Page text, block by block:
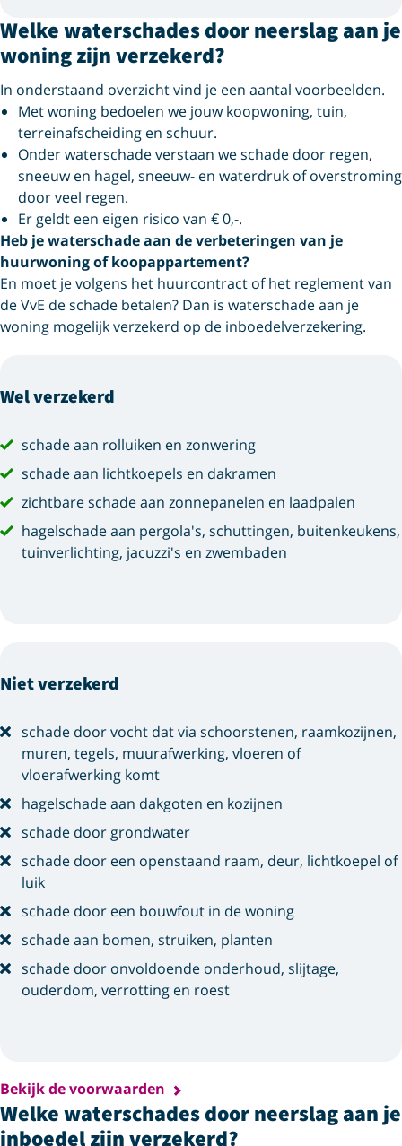
Welke waterschades door neerslag aan je
woning zijn verzekerd?
In onderstaand overzicht vind je een aantal voorbeelden.
Met woning bedoelen we jouw koopwoning, tuin,
terreinafscheiding en schuur.
Onder waterschade verstaan we schade door regen,
sneeuw en hagel, sneeuw- en waterdruk of overstroming
door veel regen.
Er geldt een eigen risico van € 0,-.
Heb je waterschade aan de verbeteringen van je
huurwoning of koopappartement?
En moet je volgens het huurcontract of het reglement van
de VvE de schade betalen? Dan is waterschade aan je
woning mogelijk verzekerd op de inboedelverzekering.
Wel verzekerd
schade aan rolluiken en zonwering
schade aan lichtkoepels en dakramen
zichtbare schade aan zonnepanelen en laadpalen
hagelschade aan pergola's, schuttingen, buitenkeukens,
tuinverlichting, jacuzzi's en zwembaden
Niet verzekerd
schade door vocht dat via schoorstenen, raamkozijnen,
muren, tegels, muurafwerking, vloeren of
vloerafwerking komt
hagelschade aan dakgoten en kozijnen
schade door grondwater
schade door een openstaand raam, deur, lichtkoepel of
luik
schade door een bouwfout in de woning
schade aan bomen, struiken, planten
schade door onvoldoende onderhoud, slijtage,
ouderdom, verrotting en roest
Bekijk de voorwaarden
Welke waterschades door neerslag aan je
inboedel zijn verzekerd?